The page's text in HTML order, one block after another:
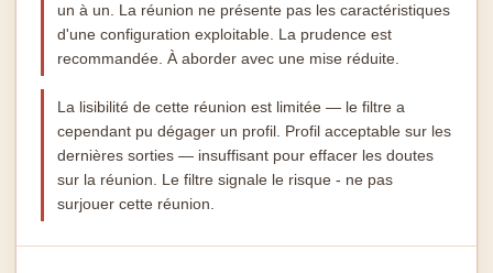
un à un. La réunion ne présente pas les caractéristiques
d'une configuration exploitable. La prudence est
recommandée. À aborder avec une mise réduite.
La lisibilité de cette réunion est limitée — le filtre a
cependant pu dégager un profil. Profil acceptable sur les
dernières sorties — insuffisant pour effacer les doutes
sur la réunion. Le filtre signale le risque - ne pas
surjouer cette réunion.